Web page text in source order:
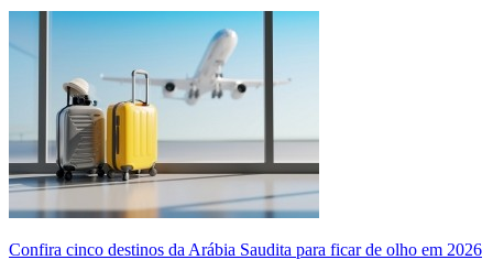
Confira cinco destinos da Arábia Saudita para ficar de olho em 2026